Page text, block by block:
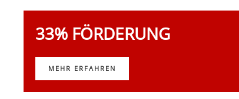
33% FÖRDERUNG
MEHR ERFAHREN